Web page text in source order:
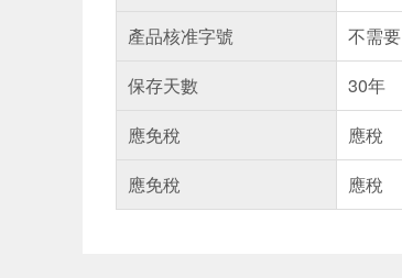
產品核准字號
不需要
保存天數
30年
應免稅
應稅
應免稅
應稅